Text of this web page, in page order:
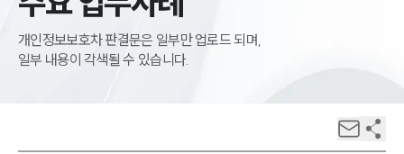
개인정보보호차 판결문은 일부만 업로드 되며,
일부 내용이 각색될 수 있습니다.